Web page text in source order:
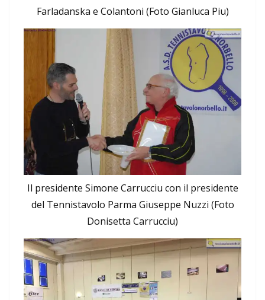
Farladanska e Colantoni (Foto Gianluca Piu)
Il presidente Simone Carrucciu con il presidente
del Tennistavolo Parma Giuseppe Nuzzi (Foto
Donisetta Carrucciu)